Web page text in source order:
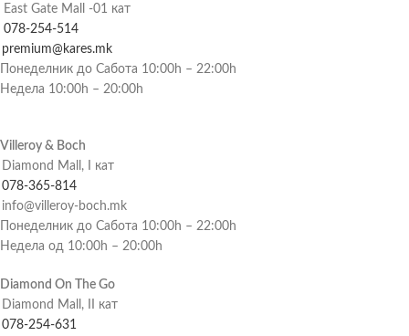
East Gate Mall -01 кат
078-254-514
premium@kares.mk
Понеделник до Сабота 10:00h – 22:00h
Недела 10:00h – 20:00h
Villeroy & Boch
Diamond Mall, I кат
078-365-814
info@villeroy-boch.mk
Понеделник до Сабота 10:00h – 22:00h
Недела од 10:00h – 20:00h
Diamond On The Go
Diamond Mall, II кат
078-254-631